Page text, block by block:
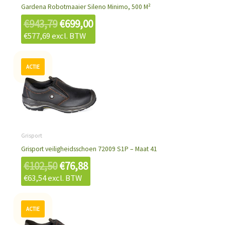
Gardena Robotmaaier Sileno Minimo, 500 M²
€943,79€699,00
€577,69excl. BTW
Grisport
Grisport veiligheidsschoen 72009 S1P – Maat 41
€102,50
prijs
was:
€102,50.
€76,88
prijs
is:
€76,88.
€63,54excl. BTW